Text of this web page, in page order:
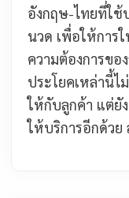
อังกฤษ-ไทยที่ใช้
นวด เพื่อให้การ
ความต้องการขอ
ประโยคเหล่านี้ไ
ให้กับลูกค้า แต่ยั
ให้บริการอีกด้ว